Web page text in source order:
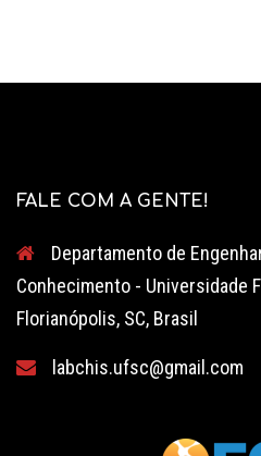
FALE COM A GENTE!
Departamento de
Conhecimento - Universidade
Florianópolis, SC, Brasil
labchis.ufsc@gmail.com